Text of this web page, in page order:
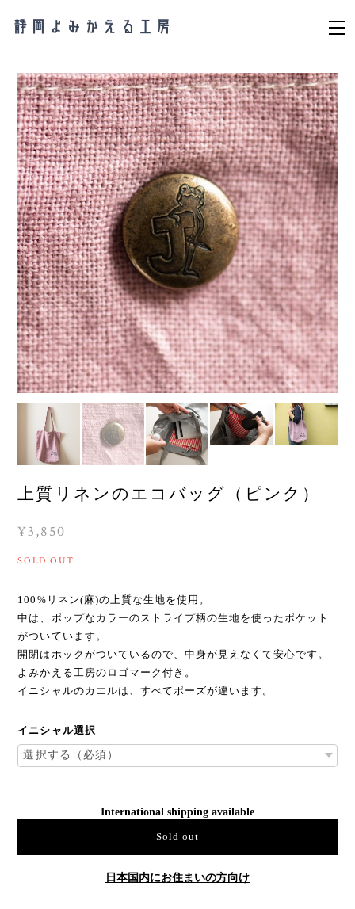
上質リネンのエコバッグ（ピンク）
¥3,850
SOLD OUT
100%リネン(麻)の上質な生地を使用。
中は、ポップなカラーのストライプ柄の生地を使ったポケット
がついています。
開閉はホックがついているので、中身が見えなくて安心です。
よみかえる工房のロゴマーク付き。
イニシャルのカエルは、すべてポーズが違います。
イニシャル選択
International shipping available
Sold out
日本国内にお住まいの方向け